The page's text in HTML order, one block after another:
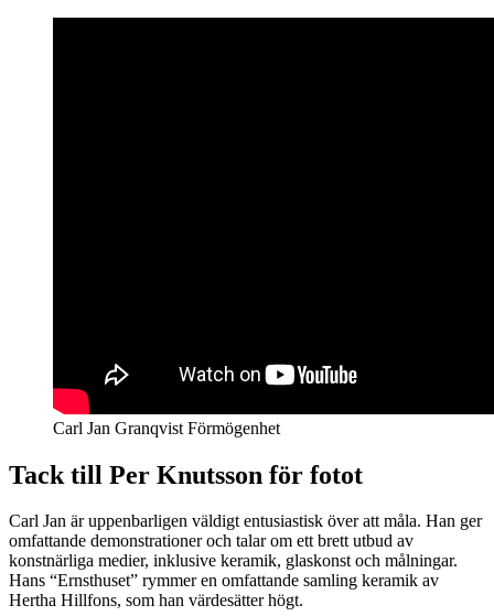
Carl Jan Granqvist Förmögenhet
Tack till Per Knutsson för fotot
Carl Jan är uppenbarligen väldigt entusiastisk över att måla. Han ger
omfattande demonstrationer och talar om ett brett utbud av
konstnärliga medier, inklusive keramik, glaskonst och målningar.
Hans “Ernsthuset” rymmer en omfattande samling keramik av
Hertha Hillfons, som han värdesätter högt.